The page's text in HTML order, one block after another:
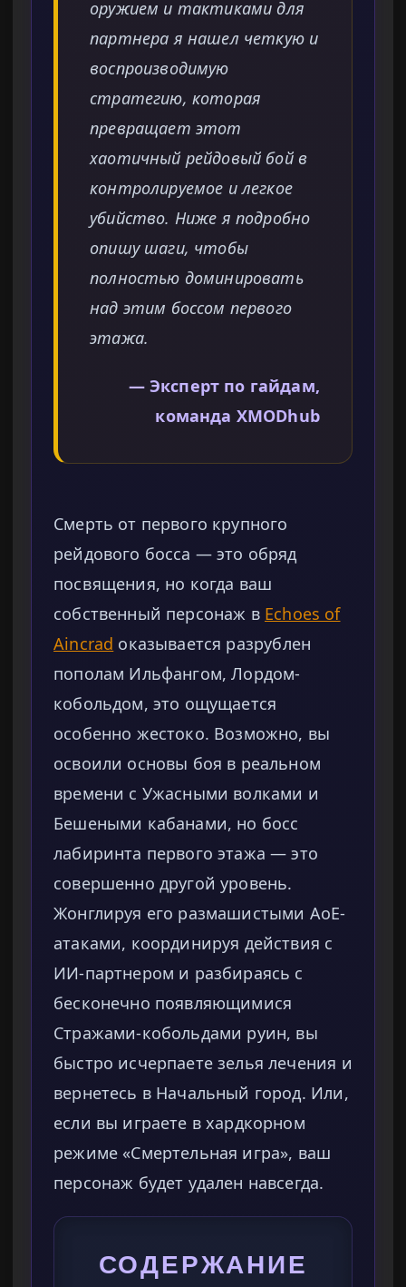
оружием и тактиками для
партнера я нашел четкую и
воспроизводимую
стратегию, которая
превращает этот
хаотичный рейдовый бой в
контролируемое и легкое
убийство. Ниже я подробно
опишу шаги, чтобы
полностью доминировать
над этим боссом первого
этажа.
— Эксперт по гайдам,
команда XMODhub
Смерть от первого крупного
рейдового босса — это обряд
посвящения, но когда ваш
собственный персонаж в Echoes of
Aincrad оказывается разрублен
пополам Ильфангом, Лордом-
кобольдом, это ощущается
особенно жестоко. Возможно, вы
освоили основы боя в реальном
времени с Ужасными волками и
Бешеными кабанами, но босс
лабиринта первого этажа — это
совершенно другой уровень.
Жонглируя его размашистыми AoE-
атаками, координируя действия с
ИИ-партнером и разбираясь с
бесконечно появляющимися
Стражами-кобольдами руин, вы
быстро исчерпаете зелья лечения и
вернетесь в Начальный город. Или,
если вы играете в хардкорном
режиме «Смертельная игра», ваш
персонаж будет удален навсегда.
СОДЕРЖАНИЕ